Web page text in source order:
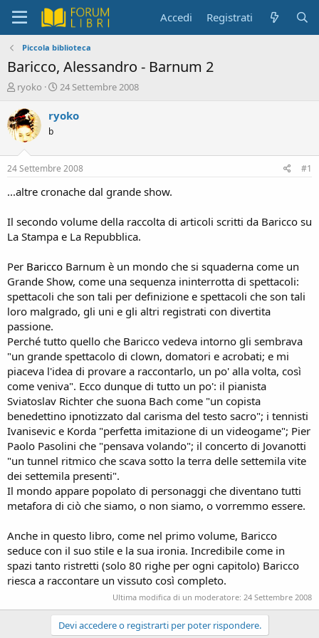
Accedi Registrati
Piccola biblioteca
Baricco, Alessandro - Barnum 2
C
e
a
t
e
D
c
u
s
i
n
e
ryoko
D
t
n
i
o
24 Settembre 2008
ryoko
b
24 Settembre 2008 #1
...altre cronache dal grande show.
Il secondo volume della raccolta di articoli scritti da Baricco su
La Stampa e La Repubblica.
Per Baricco Barnum è un mondo che si squaderna come un
Grande Show, come una sequenza ininterrotta di spettacoli:
spettacoli che son tali per definizione e spettacoli che son tali
loro malgrado, gli uni e gli altri registrati con divertita
passione.
Perché tutto quello che Baricco vedeva intorno gli sembrava
"un grande spettacolo di clown, domatori e acrobati; e mi
piaceva l'idea di provare a raccontarlo, un po' alla volta, così
come veniva". Ecco dunque di tutto un po': il pianista
Sviatoslav Richter che suona Bach come "un copista
benedettino ipnotizzato dal carisma del testo sacro"; i tennisti
Ivanisevic e Korda "perfetta imitazione di un videogame"; Pier
Paolo Pasolini che "pensava volando"; il concerto di Jovanotti
"un tunnel ritmico che scava sotto la terra delle settemila vite
dei settemila presenti".
Il mondo appare popolato di personaggi che diventano tutti
metafora di ciò che siamo, o non siamo, o vorremmo essere.
Anche in questo libro, come nel primo volume, Baricco
seduce con il suo stile e la sua ironia. Incredibile come in
spazi tanto ristretti (solo 80 righe per ogni capitolo) Baricco
riesca a raccontare un vissuto così completo.
Ultima modifica di un moderatore: 24 Settembre 2008
Devi accedere o registrarti per poter rispondere.